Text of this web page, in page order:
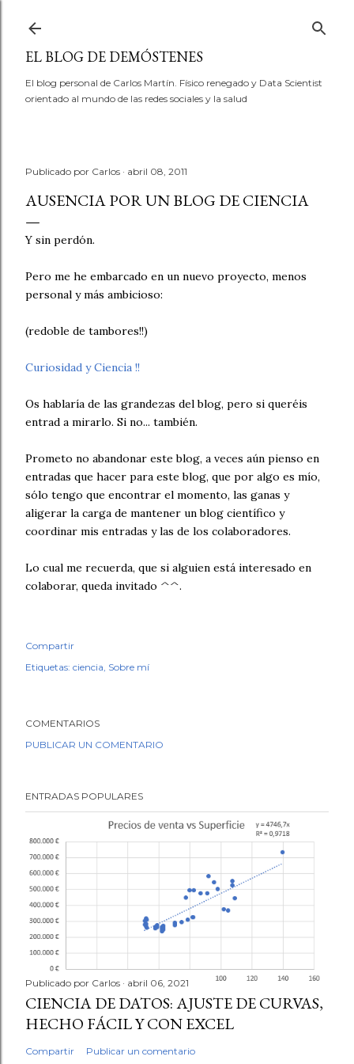
EL BLOG DE DEMÓSTENES
El blog personal de Carlos Martín. Físico renegado y Data Scientist
orientado al mundo de las redes sociales y la salud
Publicado por Carlos abril 08, 2011
AUSENCIA POR UN BLOG DE CIENCIA
Y sin perdón.
Pero me he embarcado en un nuevo proyecto, menos
personal y más ambicioso:
(redoble de tambores!!)
Curiosidad y Ciencia !!
Os hablaría de las grandezas del blog, pero si queréis
entrad a mirarlo. Si no... también.
Prometo no abandonar este blog, a veces aún pienso en
entradas que hacer para este blog, que por algo es mío,
sólo tengo que encontrar el momento, las ganas y
aligerar la carga de mantener un blog científico y
coordinar mis entradas y las de los colaboradores.
Lo cual me recuerda, que si alguien está interesado en
colaborar, queda invitado ^^.
Compartir
Etiquetas: ciencia Sobre mí
COMENTARIOS
PUBLICAR UN COMENTARIO
ENTRADAS POPULARES
Publicado por Carlos abril 06, 2021
CIENCIA DE DATOS: AJUSTE DE CURVAS,
HECHO FÁCIL Y CON EXCEL
Compartir Publicar un comentario